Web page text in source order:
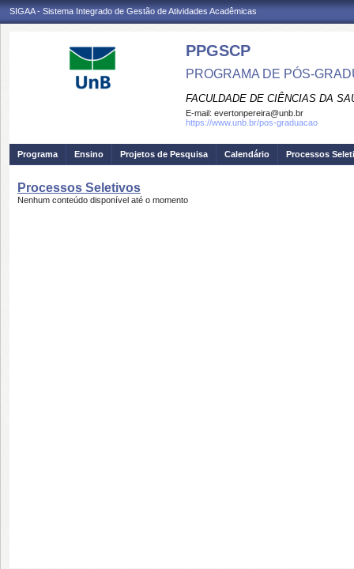
SIGAA - Sistema Integrado de Gestão de Atividades Acadêmicas
PPGSCP
PROGRAMA DE PÓS-
FACULDADE DE CIÊNCIAS DA
E-mail: evertonpereira@unb.br
https://www.unb.br/pos-graduacao
Programa Ensino Projetos de Pesquisa Calendário Processos
Processos Seletivos
Nenhum conteúdo disponível até o momento